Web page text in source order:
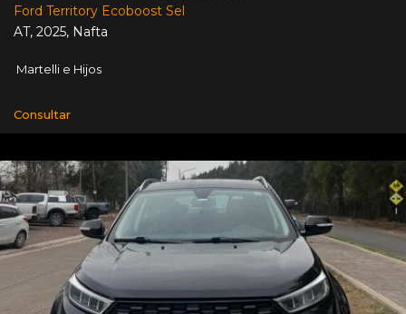
Ford Territory Ecoboost Sel
AT, 2025, Nafta
Martelli e Hijos
Consultar